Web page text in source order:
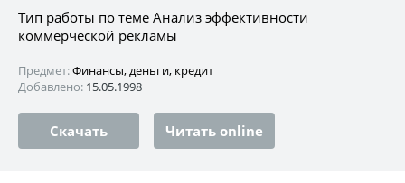
Тип работы по теме Анализ эффективности
коммерческой рекламы
Предмет:Финансы, деньги, кредит
Добавлено: 15.05.1998
Скачать Читать online